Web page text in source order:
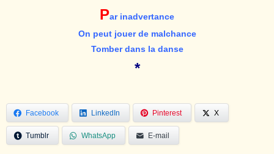
Par inadvertance
On peut jouer de malchance
Tomber dans la danse
*
Facebook LinkedIn Pinterest X
Tumblr WhatsApp E-mail